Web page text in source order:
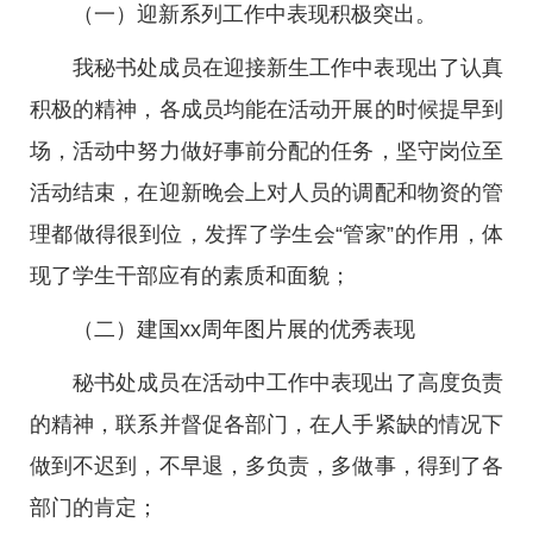
（一）迎新系列工作中表现积极突出。
我秘书处成员在迎接新生工作中表现出了认真
积极的精神，各成员均能在活动开展的时候提早到
场，活动中努力做好事前分配的任务，坚守岗位至
活动结束，在迎新晚会上对人员的调配和物资的管
理都做得很到位，发挥了学生会“管家”的作用，体
现了学生干部应有的素质和面貌；
（二）建国xx周年图片展的优秀表现
秘书处成员在活动中工作中表现出了高度负责
的精神，联系并督促各部门，在人手紧缺的情况下
做到不迟到，不早退，多负责，多做事，得到了各
部门的肯定；